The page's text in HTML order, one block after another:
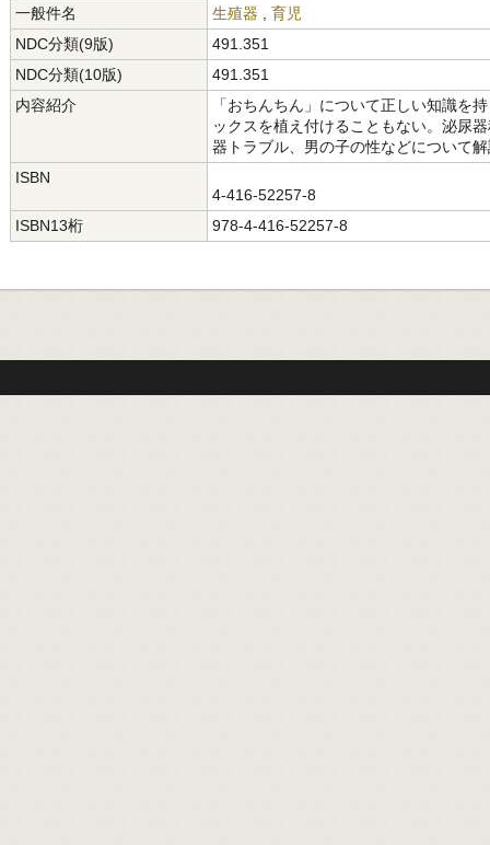
一般件名
生殖器
育児
NDC分類(9版)
491.351
NDC分類(10版)
491.351
内容紹介
「おちんちん」について正しい知識を
ックスを植え付けることもない。泌尿
器トラブル、男の子の性などについて
ISBN
4-416-52257-8
ISBN13桁
978-4-416-52257-8